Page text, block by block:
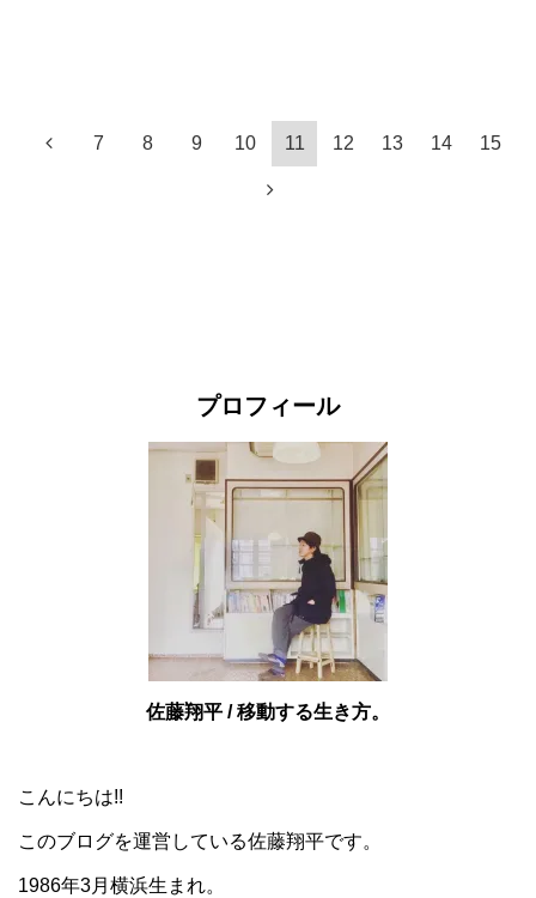
7 8 9 10 11 12 13 14 15
プロフィール
佐藤翔平 / 移動する生き方。
こんにちは!!
このブログを運営している佐藤翔平です。
1986年3月横浜生まれ。